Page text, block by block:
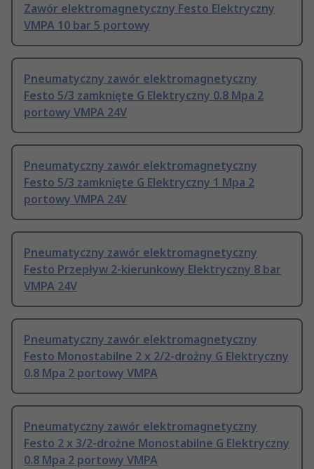
Zawór elektromagnetyczny Festo Elektryczny
VMPA 10 bar 5 portowy
Pneumatyczny zawór elektromagnetyczny
Festo 5/3 zamknięte G Elektryczny 0.8 Mpa 2
portowy VMPA 24V
Pneumatyczny zawór elektromagnetyczny
Festo 5/3 zamknięte G Elektryczny 1 Mpa 2
portowy VMPA 24V
Pneumatyczny zawór elektromagnetyczny
Festo Przepływ 2-kierunkowy Elektryczny 8 bar
VMPA 24V
Pneumatyczny zawór elektromagnetyczny
Festo Monostabilne 2 x 2/2-drożny G Elektryczny
0.8 Mpa 2 portowy VMPA
Pneumatyczny zawór elektromagnetyczny
Festo 2 x 3/2-drożne Monostabilne G Elektryczny
0.8 Mpa 2 portowy VMPA